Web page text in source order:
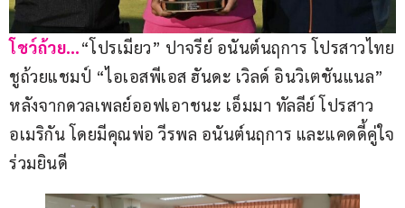
โชว์ถ้วย…“โปรเมียว” ปาจรีย์ อนันต์นฤการ โปรสาวไทย
ชูถ้วยแชมป์ “ไอเอสพีเอส ฮันดะ เวิลด์ อินวิเตชันแนล”
หลังจากดวลเพลย์ออฟเอาชนะ เอ็มมา ทัลลีย์ โปรสาว
อเมริกัน โดยมีคุณพ่อ วีรพล อนันต์นฤการ และแคดดี้คู่ใจ
ร่วมยินดี